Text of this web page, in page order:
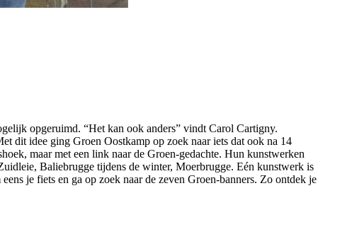
opgeruimd. “Het kan ook anders” vindt Carol Cartigny.
dit idee ging Groen Oostkamp op zoek naar iets dat ook na 14
maar met een link naar de Groen-gedachte. Hun kunstwerken
Baliebrugge tijdens de winter, Moerbrugge. Eén kunstwerk is
je fiets en ga op zoek naar de zeven Groen-banners. Zo ontdek je